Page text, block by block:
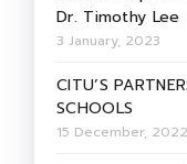
Dr. Timothy Lee
3 January, 2023
CITU’S
SCHOOLS
15 December, 2022